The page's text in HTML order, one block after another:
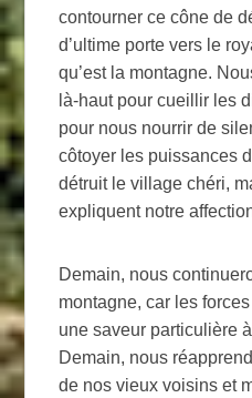
contourner ce cône de
d’ultime porte vers le
qu’est la montagne.
là-haut pour cueillir les
pour nous nourrir de
côtoyer les puissances
détruit le village chéri,
expliquent notre
Demain, nous
montagne, car les
une saveur particulière
Demain, nous
de nos vieux voisins et